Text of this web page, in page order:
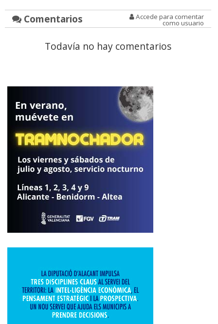
Comentarios Accede para comentar
como usuario
Todavía no hay comentarios